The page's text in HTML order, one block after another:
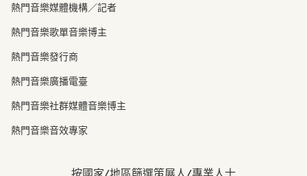
熱門音樂媒體機構／記者
熱門音樂歌單音樂博主
熱門音樂發行商
熱門音樂廣播電臺
熱門音樂社群媒體音樂博主
熱門音樂音效專家